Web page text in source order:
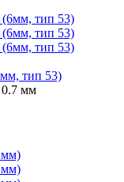
тип 53)
мм